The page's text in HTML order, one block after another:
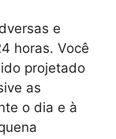
e
horas. Você
projetado
as
o dia e à